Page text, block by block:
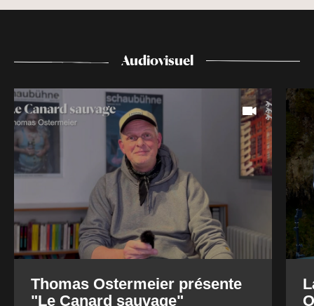
Audiovisuel
Thomas Ostermeier présente
"Le Canard sauvage"